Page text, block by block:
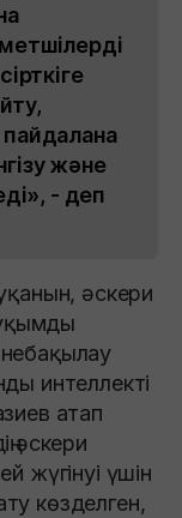
және
- деп
әскери
интеллекті
атап
әскери
жүгінуі үшін
көзделген,